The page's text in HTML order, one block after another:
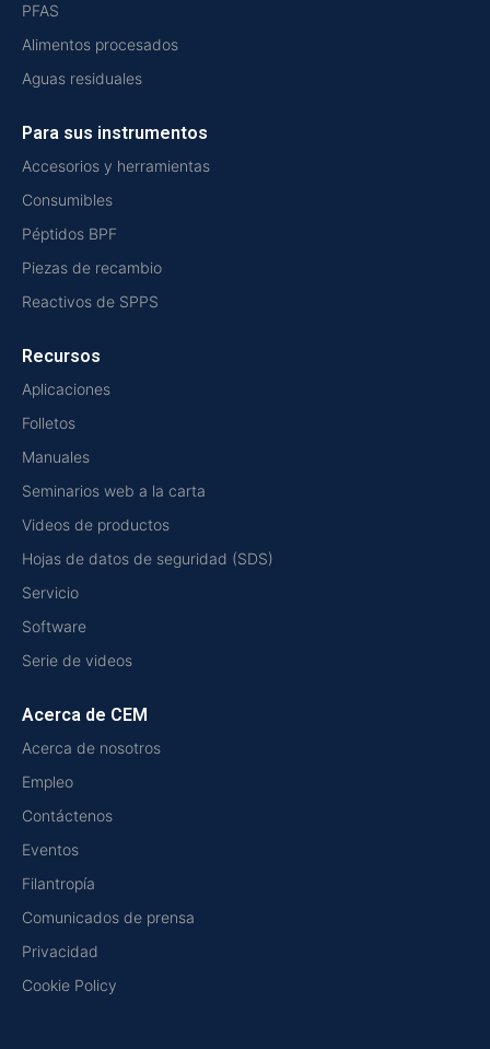
PFAS
Alimentos procesados
Aguas residuales
Para sus instrumentos
Accesorios y herramientas
Consumibles
Péptidos BPF
Piezas de recambio
Reactivos de SPPS
Recursos
Aplicaciones
Folletos
Manuales
Seminarios web a la carta
Videos de productos
Hojas de datos de seguridad (SDS)
Servicio
Software
Serie de videos
Acerca de CEM
Acerca de nosotros
Empleo
Contáctenos
Eventos
Filantropía
Comunicados de prensa
Privacidad
Cookie Policy